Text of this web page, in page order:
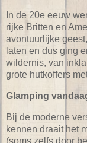
In de 20e eeuw
rijke Britten en
avontuurlijke
laten en dus ging
wildernis, van
grote hutkoffers
Glamping
Bij de moderne
kennen draait het
(soms zelfs door